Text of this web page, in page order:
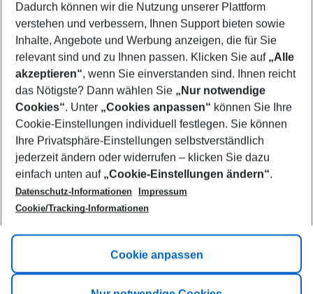
Who will travel
2 adults No children
Show more filter
Footer
Footer navigation
Title A
Link A
Dadurch können wir die Nutzung unserer Plattform
verstehen und verbessern, Ihnen Support bieten sowie
Inhalte, Angebote und Werbung anzeigen, die für Sie
relevant sind und zu Ihnen passen. Klicken Sie auf „Alle
akzeptieren“, wenn Sie einverstanden sind. Ihnen reicht
das Nötigste? Dann wählen Sie „Nur notwendige
Cookies“. Unter „Cookies anpassen“ können Sie Ihre
Cookie-Einstellungen individuell festlegen. Sie können
Ihre Privatsphäre-Einstellungen selbstverständlich
jederzeit ändern oder widerrufen – klicken Sie dazu
einfach unten auf „Cookie-Einstellungen ändern“.
Datenschutz-Informationen
Impressum
Cookie/Tracking-Informationen
Cookie anpassen